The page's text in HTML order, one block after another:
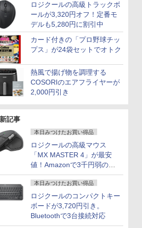
ロジクールの高級トラックボ
ールが3,320円オフ！定番モ
デルも5,280円に割引中
カード付きの「プロ野球チッ
プス」が24袋セットでオトク
熱風で揚げ物を調理する
COSORIのエアフライヤーが
2,000円引き
記事
本日みつけたお買い得品
ロジクールの高級マウス
「MX MASTER 4」が最安
値！Amazonで3千円弱の割
引
本日みつけたお買い得品
ロジクールのコンパクトキー
ボードが3,720円引き。
Bluetoothで3台接続対応